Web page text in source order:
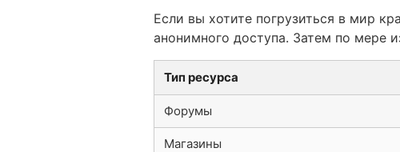
Если вы хотите погрузиться в мир
анонимного доступа. Затем по мере
Тип ресурса
Форумы
Магазины